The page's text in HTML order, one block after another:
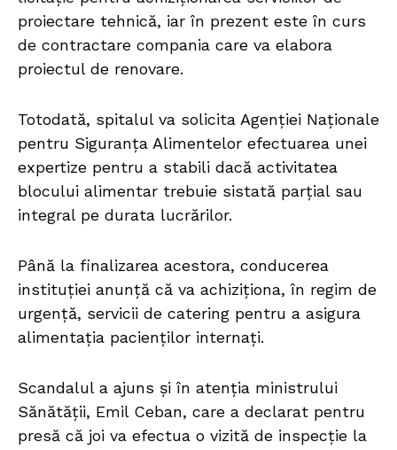
proiectare tehnică, iar în prezent este în curs
de contractare compania care va elabora
proiectul de renovare.
Totodată, spitalul va solicita Agenției Naționale
pentru Siguranța Alimentelor efectuarea unei
expertize pentru a stabili dacă activitatea
blocului alimentar trebuie sistată parțial sau
integral pe durata lucrărilor.
Până la finalizarea acestora, conducerea
instituției anunță că va achiziționa, în regim de
urgență, servicii de catering pentru a asigura
alimentația pacienților internați.
Scandalul a ajuns și în atenția ministrului
Sănătății, Emil Ceban, care a declarat pentru
presă că joi va efectua o vizită de inspecție la